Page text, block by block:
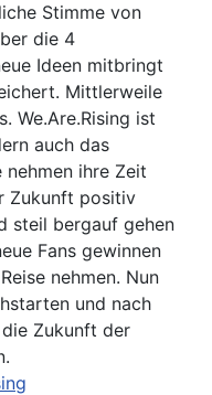
Stimme von
die 4
Ideen mitbringt
Mittlerweile
We.Are.Rising ist
auch das
nehmen ihre Zeit
Zukunft positiv
steil bergauf gehen
Fans gewinnen
nehmen. Nun
und nach
Zukunft der